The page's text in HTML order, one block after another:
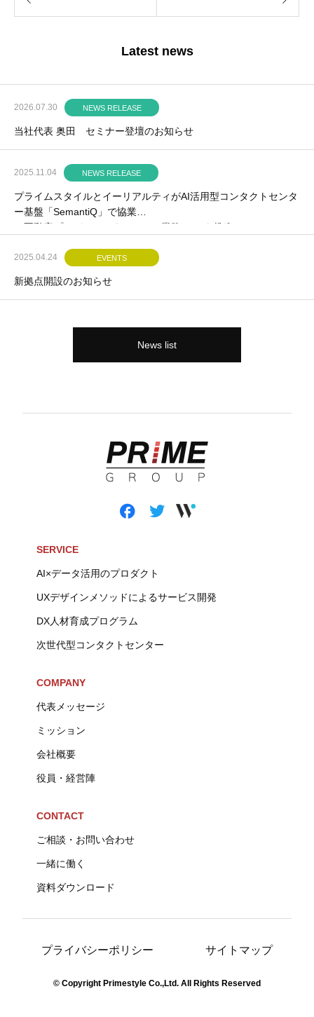
Latest news
2026.07.30 NEWS RELEASE
当社代表 奥田 セミナー登壇のお知らせ
2025.11.04 NEWS RELEASE
プライムスタイルとイーリアルティがAI活用型コンタクトセンタ
ー基盤「SemantiQ」で協業
～不動産プロパティマネジメント業務のDXを推進～
2025.04.24 EVENTS
新拠点開設のお知らせ
News list
SERVICE
AI×データ活用のプロダクト
UXデザインメソッドによるサービス開発
DX人材育成プログラム
次世代型コンタクトセンター
COMPANY
代表メッセージ
ミッション
会社概要
役員・経営陣
CONTACT
ご相談・お問い合わせ
一緒に働く
資料ダウンロード
プライバシーポリシー サイトマップ
© Copyright Primestyle Co.,Ltd. All Rights Reserved